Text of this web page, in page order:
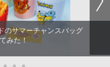
の刃」無限城編 第一章 猗
常版 [DVD]
ゴンクエストモンスターズ
早期購入封入特典】冒険ス
ュセット)
OLED / LCD フィルム 保護
ラスフィルム 本体 保護 フィ
ばさファミリー 上・下 セッ
のサマーチャンスバッグ
みた！